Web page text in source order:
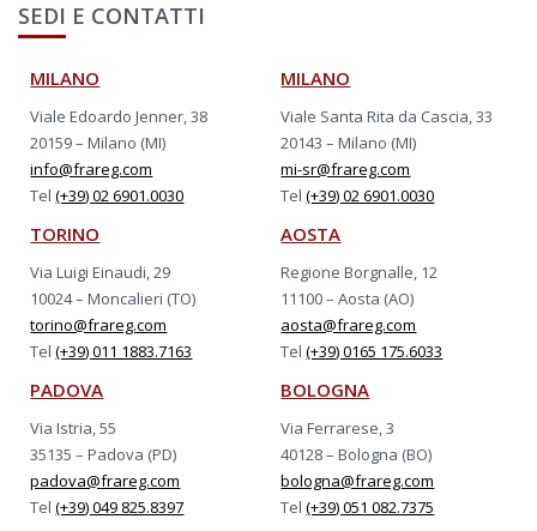
SEDI E CONTATTI
MILANO
Viale Edoardo Jenner, 38
20159 – Milano (MI)
info@frareg.com
Tel(+39) 02 6901.0030
MILANO
Viale Santa Rita da Cascia, 33
20143 – Milano (MI)
mi-sr@frareg.com
Tel(+39) 02 6901.0030
TORINO
Via Luigi Einaudi, 29
10024 – Moncalieri (TO)
torino@frareg.com
Tel(+39) 011 1883.7163
AOSTA
Regione Borgnalle, 12
11100 – Aosta (AO)
aosta@frareg.com
Tel(+39) 0165 175.6033
PADOVA
Via Istria, 55
35135 – Padova (PD)
padova@frareg.com
Tel(+39) 049 825.8397
BOLOGNA
Via Ferrarese, 3
40128 – Bologna (BO)
bologna@frareg.com
Tel(+39) 051 082.7375